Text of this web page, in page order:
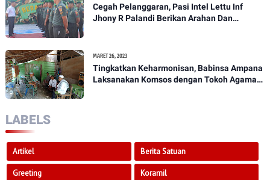
Cegah Pelanggaran, Pasi Intel Lettu Inf
Jhony R Palandi Berikan Arahan Dan
MARET 26, 2023
Tingkatkan Keharmonisan, Babinsa Ampana
Laksanakan Komsos dengan Tokoh Agama
LABELS
Artikel Berita Satuan
Greeting Koramil